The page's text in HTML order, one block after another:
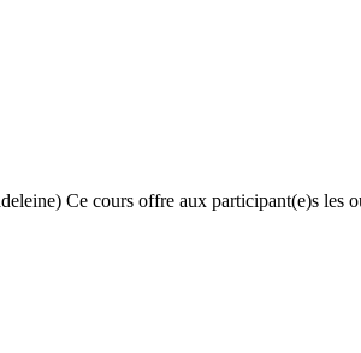
Ce cours offre aux participant(e)s les